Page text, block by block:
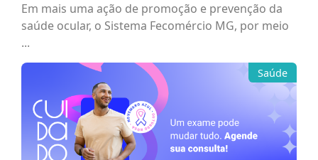
Em mais uma ação de promoção e prevenção da
saúde ocular, o Sistema Fecomércio MG, por meio
...
Saúde